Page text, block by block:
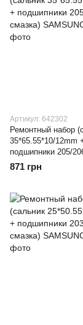
Артикул: 642302
Ремонтный набор
35*65.55*10/12mm
подшипники 205/
SAMSUNG
871 грн